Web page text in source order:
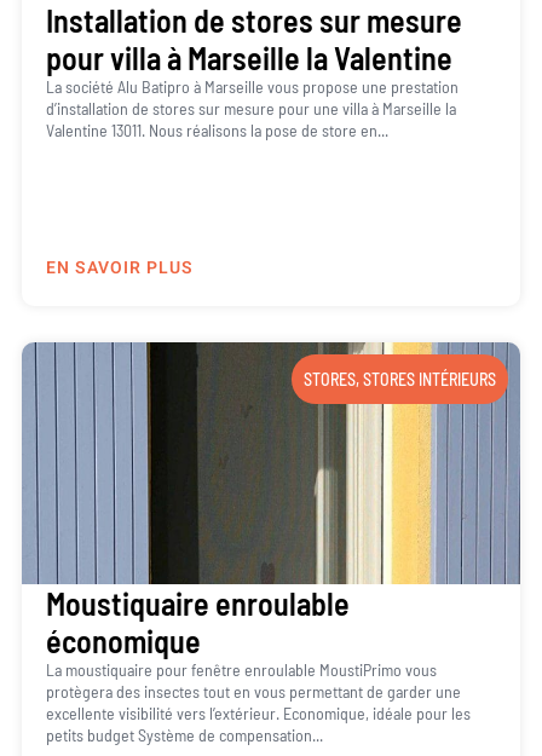
Installation de stores sur mesure
pour villa à Marseille la Valentine
La société Alu Batipro à Marseille vous propose une prestation
d’installation de stores sur mesure pour une villa à Marseille la
Valentine 13011. Nous réalisons la pose de store en...
EN SAVOIR PLUS
STORES,STORES INTÉRIEURS
Moustiquaire enroulable
économique
La moustiquaire pour fenêtre enroulable MoustiPrimo vous
protègera des insectes tout en vous permettant de garder une
excellente visibilité vers l’extérieur. Economique, idéale pour les
petits budget Système de compensation...